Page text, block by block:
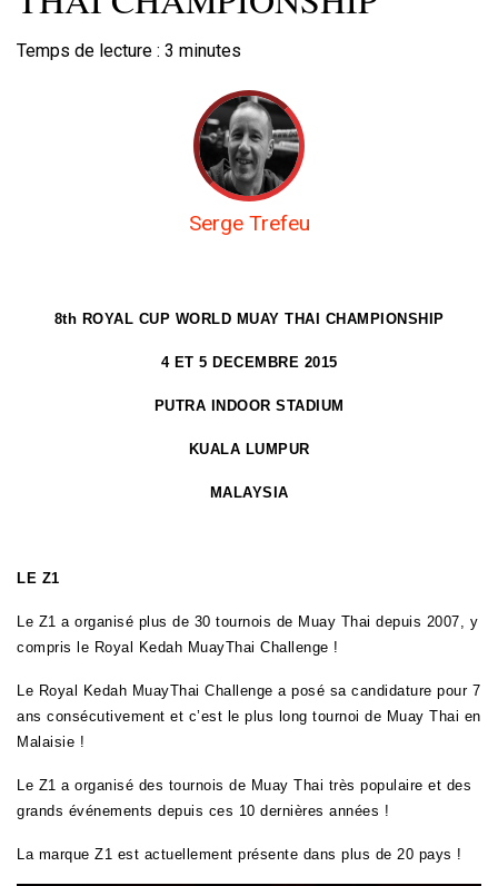
Temps de lecture : 3 minutes
Serge Trefeu
8th ROYAL CUP WORLD MUAY THAI CHAMPIONSHIP
4 ET 5 DECEMBRE 2015
PUTRA INDOOR STADIUM
KUALA LUMPUR
MALAYSIA
LE Z1
Le Z1 a organisé plus de 30 tournois de Muay Thai depuis 2007, y
compris le Royal Kedah MuayThai Challenge !
Le Royal Kedah MuayThai Challenge a posé sa candidature pour 7
ans consécutivement et c’est le plus long tournoi de Muay Thai en
Malaisie !
Le Z1 a organisé des tournois de Muay Thai très populaire et des
grands événements depuis ces 10 dernières années !
La marque Z1 est actuellement présente dans plus de 20 pays !